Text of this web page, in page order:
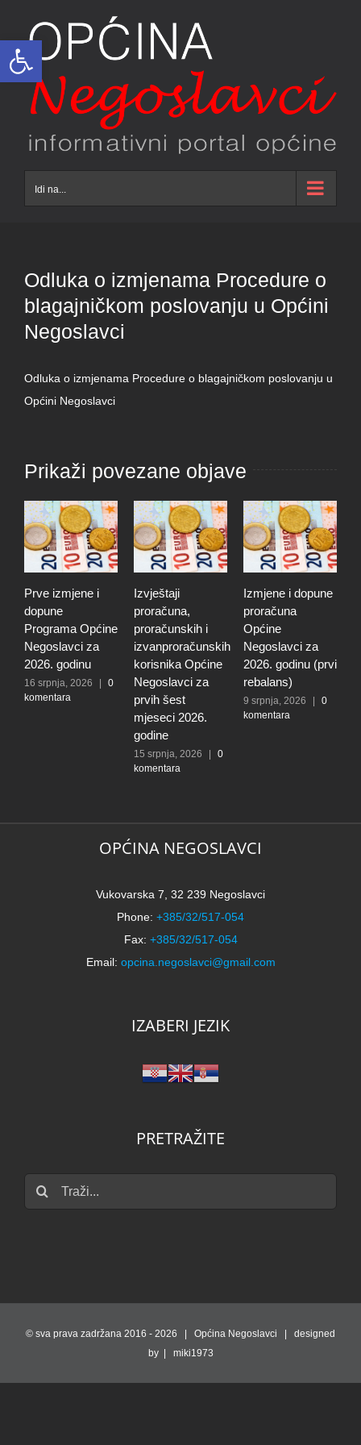
Open toolbar
content
Idi na...
Odluka o izmjenama Procedure o
blagajničkom poslovanju u Općini
Negoslavci
Odluka o izmjenama Procedure o blagajničkom poslovanju u
Općini Negoslavci
Prikaži povezane objave
Prve izmjene i
dopune
Programa Općine
Negoslavci za
2026. godinu
16 srpnja, 2026
0
komentara
Izvještaji
proračuna,
proračunskih i
izvanproračunskih
korisnika Općine
Negoslavci za
prvih šest
mjeseci 2026.
godine
15 srpnja, 2026
0
komentara
Izmjene i dopune
proračuna
Općine
Negoslavci za
2026. godinu (prvi
rebalans)
9 srpnja, 2026
0
komentara
OPĆINA NEGOSLAVCI
Vukovarska 7, 32 239 Negoslavci
Phone: +385/32/517-054
Fax: +385/32/517-054
Email: opcina.negoslavci@gmail.com
IZABERI JEZIK
PRETRAŽITE
Traži...
© sva prava zadržana 2016 - 2026 | Općina Negoslavci | designed
by | miki1973